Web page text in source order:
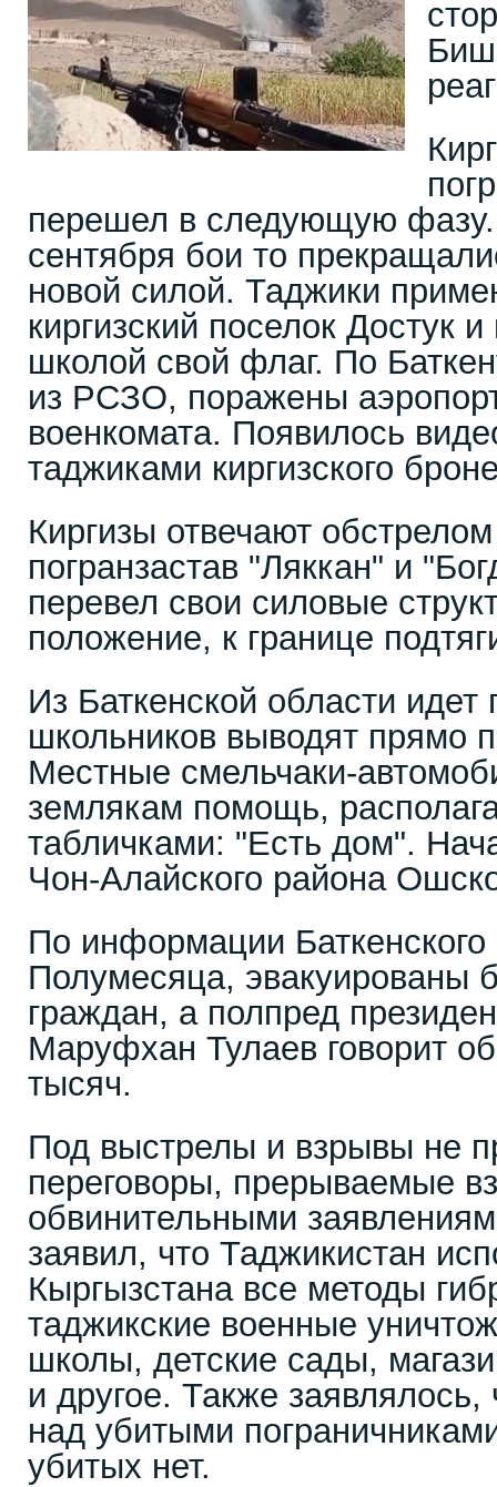
перешел в следующую
сентября бои то
новой силой. Таджики
киргизский поселок Достук
школой свой флаг. По
из РСЗО, поражены
военкомата. Появилось
таджиками киргизского
Киргизы отвечают
погранзастав "Ляккан" и
перевел свои силовые
положение, к границе
Из Баткенской области идет
школьников выводят прямо
Местные смельчаки-
землякам помощь,
табличками: "Есть дом".
Чон-Алайского района
По информации
Полумесяца, эвакуированы
граждан, а полпред
Маруфхан Тулаев говорит
тысяч.
Под выстрелы и взрывы не
переговоры, прерываемые
обвинительными
заявил, что Таджикистан
Кыргызстана все методы
таджикские военные
школы, детские сады,
и другое. Также заявлялось,
над убитыми
убитых нет.